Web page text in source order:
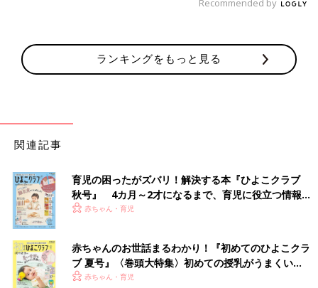
ップ
ランキングをもっと見る
関連記事
育児の困ったがズバリ！解決する本『ひよこクラブ
秋号』 4カ月～2才になるまで、育児に役立つ情報が
いっぱい！
赤ちゃん・育児
赤ちゃんのお世話まるわかり！『初めてのひよこクラ
ブ 夏号』〈巻頭大特集〉初めての授乳がうまくい
く！ おっぱい・ミルクの基本と夏のトラブル 解決テ
赤ちゃん・育児